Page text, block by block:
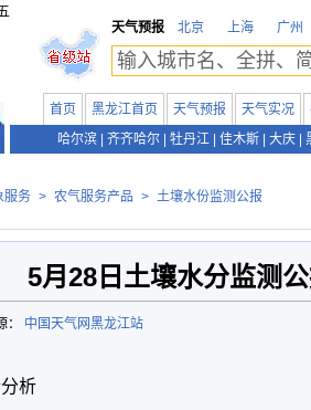
天气预报
北京 上海 广州
首页 黑龙江首页 天气预报 天气实况
哈尔滨
齐齐哈尔 牡丹江 佳木斯 大庆
服务 > 农气服务产品 > 土壤水份监测公报
5月28日土壤水分监测
： 中国天气网黑龙江站
析